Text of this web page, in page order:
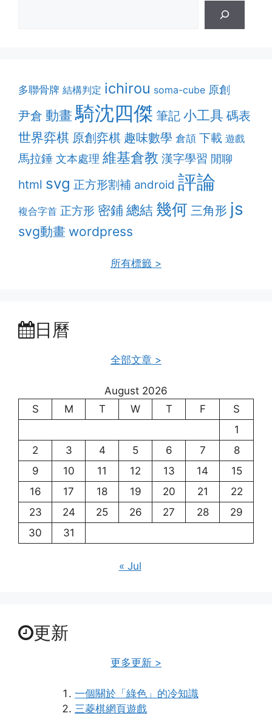
多聯骨牌 結構判定 ichirou soma-cube 原創
尹倉 動畫 騎沈四傑 筆記 小工具 碼表
世界弈棋 原創弈棋 趣味數學 倉頡 下載 遊戲
馬拉錘 文本處理 維基倉教 漢字學習 閒聊
html svg 正方形割補 android 評論
複合字首 正方形 密鋪總結 幾何 三角形 js
svg動畫 wordpress
所有標籤 >
日曆
全部文章 >
August 2026
S
M T W T F
S
1
2
3 4 5 6 7
8
9
10 11 12 13 14
15
16
17 18 19 20 21
22
23
24 25 26 27 28
29
30
31
« Jul
更新
更多更新 >
一個關於「綠色」的冷知識
三菱棋網頁遊戲